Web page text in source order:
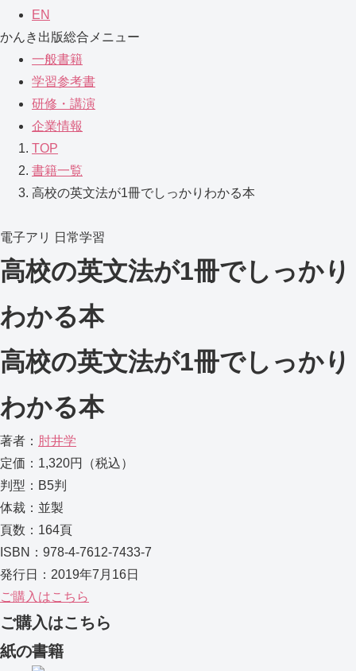
EN
かんき出版総合メニュー
一般書籍
学習参考書
研修・講演
企業情報
TOP
書籍一覧
高校の英文法が1冊でしっかりわかる本
電子アリ 日常学習
高校の英文法が1冊でしっかり
わかる本
高校の英文法が1冊でしっかり
わかる本
著者： 肘井学
定価：1,320円（税込）
判型：B5判
体裁：並製
頁数：164頁
ISBN：978-4-7612-7433-7
発行日：2019年7月16日
ご購入はこちら
ご購入はこちら
紙の書籍